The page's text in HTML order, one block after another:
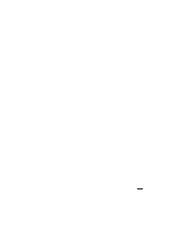
場機械浪漫，讓時間不再是抽
並未完結，2025年推出的